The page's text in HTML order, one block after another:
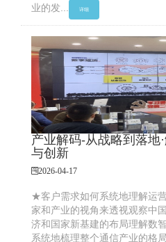
业的发... 详细
产业解码-从战略到落地
与创新
2026-04-17
★客户需求如何系统地理解运
家和产业的视角来透视观察中
济和国家新基建的布局理解数
系统地梳理整个通信产业的格